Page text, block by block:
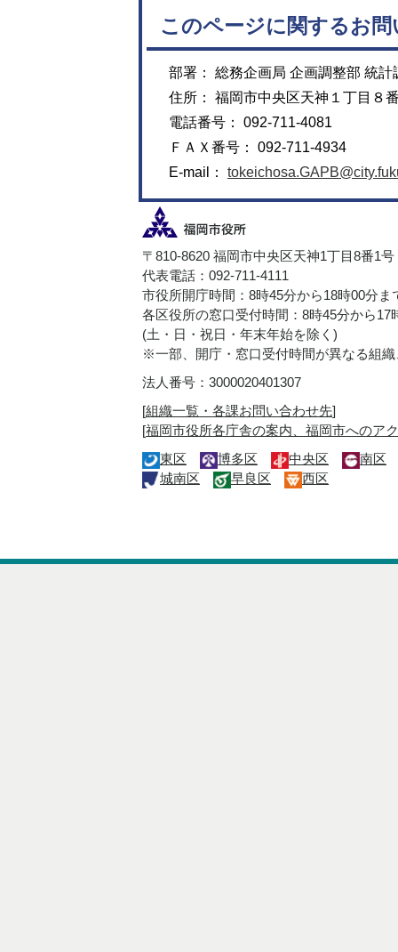
このページに関するお問
部署： 総務企画局 企画調整部 統計
住所： 福岡市中央区天神１丁目８
電話番号： 092-711-4081
ＦＡＸ番号： 092-711-4934
E-mail：
〒810-8620 福岡市中央区天神1丁目8番1号
代表電話：092-711-4111
市役所開庁時間：8時45分から18時00分ま
各区役所の窓口受付時間：8時45分から17
(土・日・祝日・年末年始を除く)
※一部、開庁・窓口受付時間が異なる組
法人番号：3000020401307
[組織一覧・各課お問い合わせ先]
[福岡市役所各庁舎の案内、福岡市へのア
東区
博多区 中央区
南区
城南区
早良区 西区